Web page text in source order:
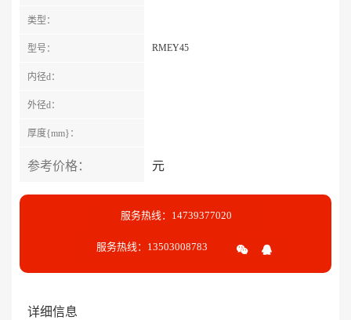
类型：
型号： RMEY45
内径d：
外径d：
厚度{mm}：
参考价格： 元
服务热线：14739377020
服务热线：13503008783
详细信息